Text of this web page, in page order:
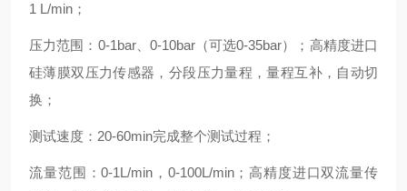
1 L/min ；
压力范围： 0-1bar、 0-10bar（可选0-35bar）；高精度进口
硅薄膜双压力传感器，分段压力量程，量程互补，自动切
换；
测试速度： 20-60min完成整个测试过程；
流量范围：0-1L/min ，0-100L/min ；高精度进口双流量传